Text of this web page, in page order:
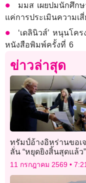
มมส เผยปมนักศึกษ
แค่การประเมินความเสี่
‘เดลินิวส์’ หนุนโค
หนังสือพิมพ์ครั้งที่ 6
ข่าวล่าสุด
ทรัมป์อ้างอิหร่านขอเ
ลั่น “หยุดยิงสิ้นสุดแล้ว”
อิหร่านยุติโจมตีเรือฮอ
11 กรกฎาคม 2569